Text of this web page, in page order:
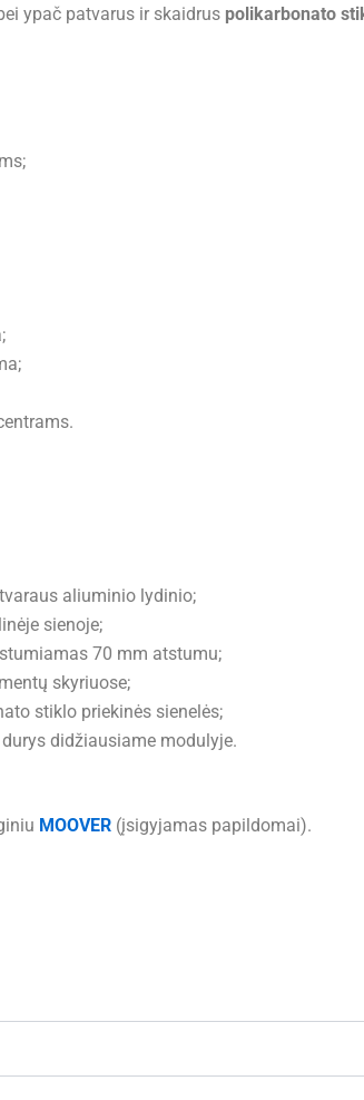
ypač patvarus ir skaidrus polikarbonato
aliuminio lydinio;
sienoje;
70 mm atstumu;
skyriuose;
stiklo priekinės sienelės;
didžiausiame modulyje.
MOOVER (įsigyjamas papildomai).